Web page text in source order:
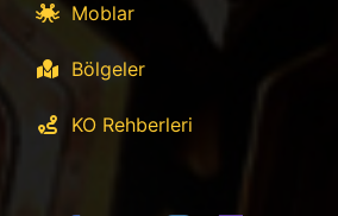
Moblar
Bölgeler
KO Rehberleri